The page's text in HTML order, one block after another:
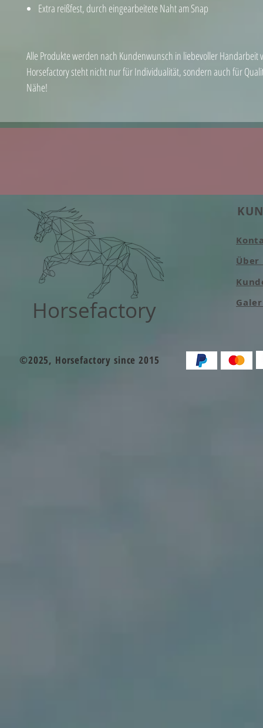
Extra reißfest, durch eingearbeitete Naht am Snap
Alle Produkte werden nach Kundenwunsch in liebevoller Handarbeit
Horsefactory steht nicht nur für Individualität, sondern auch für
Nähe!
Horsefactory
Über
©2025, Horsefactory since 2015